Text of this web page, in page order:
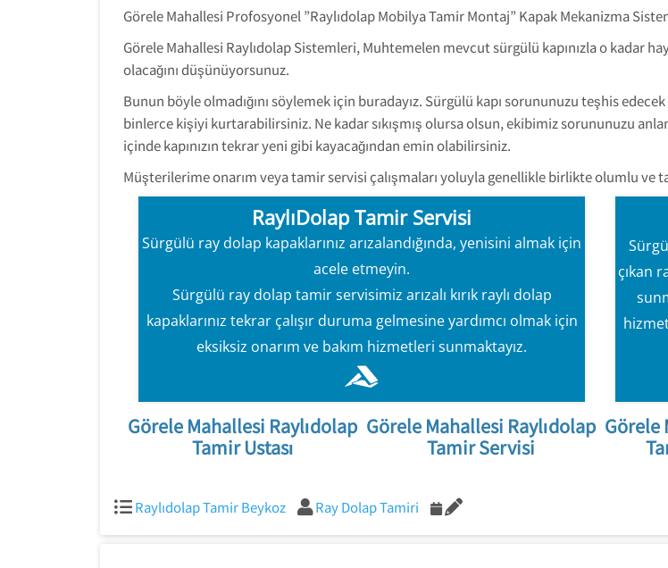
Görele Mahallesi Profosyonel ”Raylıdolap Mobilya Tamir Montaj” Kapak Mekanizma
Görele Mahallesi Raylıdolap Sistemleri, Muhtemelen mevcut sürgülü kapınızla o kadar
olacağını düşünüyorsunuz.
Bunun böyle olmadığını söylemek için buradayız. Sürgülü kapı sorununuzu teşhis
binlerce kişiyi kurtarabilirsiniz. Ne kadar sıkışmış olursa olsun, ekibimiz sorununuzu
içinde kapınızın tekrar yeni gibi kayacağından emin olabilirsiniz.
Müşterilerime onarım veya tamir servisi çalışmaları yoluyla genellikle birlikte olumlu
RaylıDolap Tamir Servisi
Sürgülü ray dolap kapaklarınız arızalandığında, yenisini almak için
acele etmeyin.
Sürgülü ray dolap tamir servisimiz arızalı kırık raylı dolap
kapaklarınız tekrar çalışır duruma gelmesine yardımcı olmak için
eksiksiz onarım ve bakım hizmetleri sunmaktayız.
Hızlı ve verimli hizmet
çıkan
Görele Mahallesi Raylıdolap
Tamir Ustası
Görele Mahallesi Raylıdolap
Tamir Servisi
Görele
Raylıdolap Tamir Beykoz Ray Dolap Tamiri